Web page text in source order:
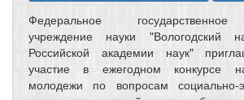
Федеральное
учреждение науки "Вологодский
Российской академии наук"
участие в ежегодном конкурсе
молодежи по вопросам социально-